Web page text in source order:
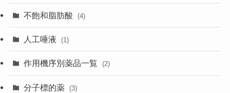
不飽和脂肪酸 (4)
人工唾液 (1)
作用機序別薬品一覧 (2)
分子標的薬 (3)